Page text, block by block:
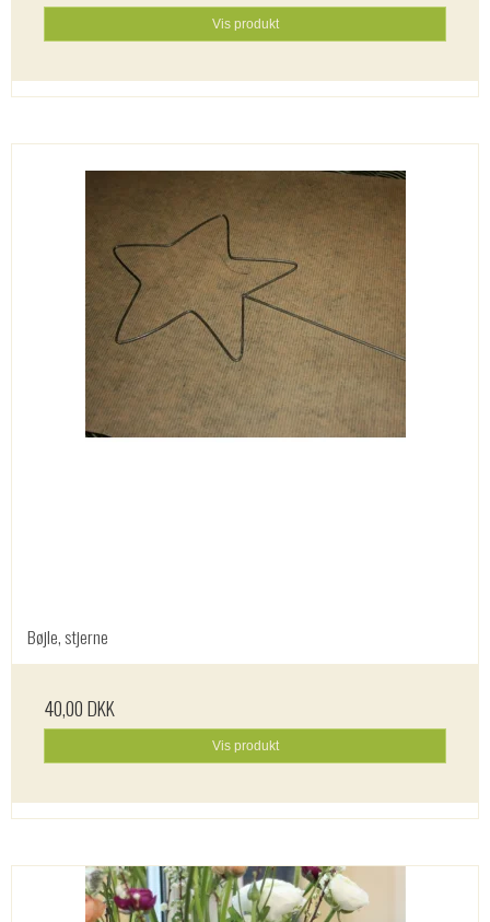
Vis produkt
Bøjle, stjerne
40,00 DKK
Vis produkt